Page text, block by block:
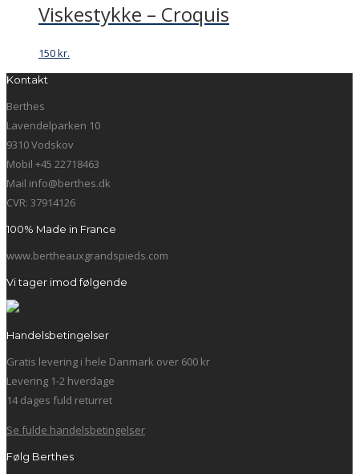
Viskestykke – Croquis
150kr.
Kontakt
Berthes
Lavendelparken 10
9310 Vodskov
Mobil +45 22718463
Mail info@berthes.dk
CVR: 37914126
100% Made in France
www.bertheauxgrandspieds.com
Vi tager imod følgende
Handelsbetingelser
Gratis levering i hele Danmark over 600 kr
Levering 1-2 hverdage
14 dages fuld returret
Se fulde handelsbetingelser
Følg Berthes